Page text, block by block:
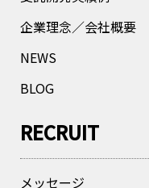
企業理念／会社概要
NEWS
BLOG
RECRUIT
メッセージ